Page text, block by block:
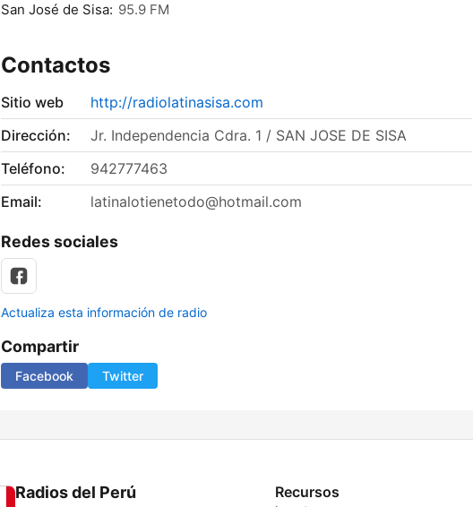
San José de Sisa: 95.9 FM
Contactos
Sitio web
http://radiolatinasisa.com
Dirección:
Jr. Independencia Cdra. 1 / SAN JOSE DE SISA
Teléfono:
942777463
Email:
latinalotienetodo@hotmail.com
Redes sociales
Actualiza esta información de radio
Compartir
Facebook Twitter
Radios del Perú Recursos